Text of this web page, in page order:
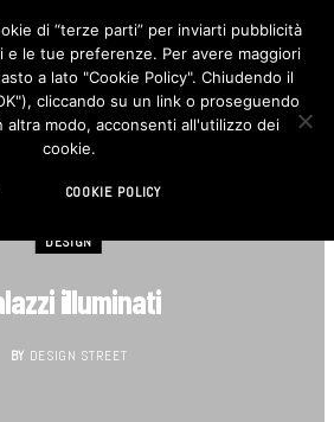
F
c
e
b
o
I
n
s
t
DESIGN
illuminati
BY DESIGN STREET
di “terze parti” per inviarti pubblicità
e le tue preferenze. Per avere maggiori
a lato "Cookie Policy". Chiudendo il
cliccando su un link o proseguendo
altra modo, acconsenti all'utilizzo dei
cookie.
COOKIE POLICY